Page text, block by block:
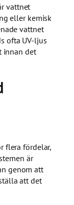
vattnet
eller kemisk
vattnet
ofta UV-ljus
innan det
flera fördelar,
är
genom att
att det